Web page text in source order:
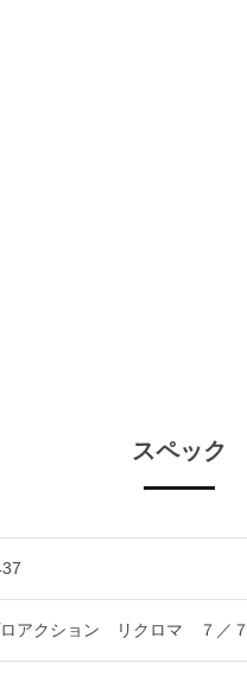
スペック
アクション リクロマ ７／７